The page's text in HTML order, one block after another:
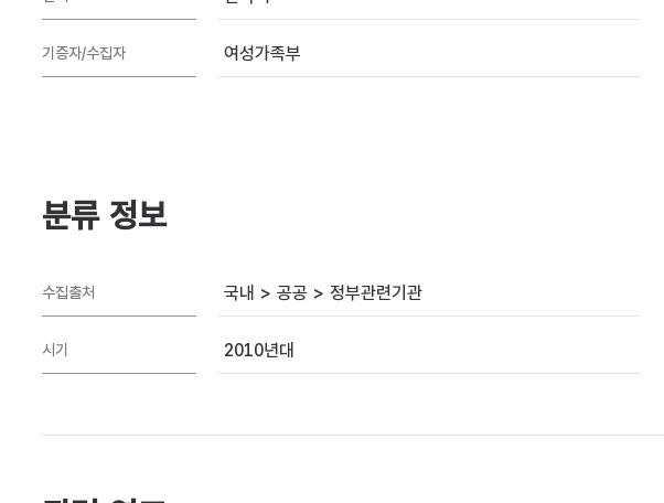
기증자/수집자 여성가족부
분류 정보
수집출처 국내 > 공공 > 정부관련기관
시기 2010년대